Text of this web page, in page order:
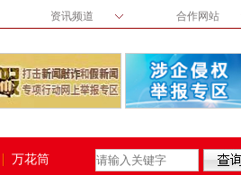
资讯频道 合作网站
万花筒